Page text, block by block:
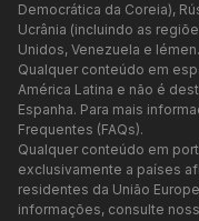
Democrática da Coreia),
Ucrânia (incluindo as
Unidos, Venezuela e Iémen.
Qualquer conteúdo em
América Latina e não é
Espanha. Para mais
Frequentes (FAQs).
Qualquer conteúdo em
exclusivamente a países
residentes da União
informações, consulte